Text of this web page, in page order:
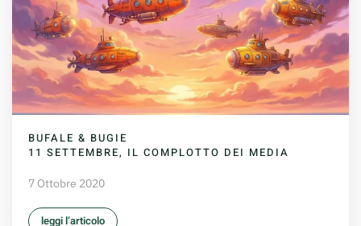
BUFALE & BUGIE
11 SETTEMBRE, IL COMPLOTTO DEI MEDIA
7 Ottobre 2020
leggi l’articolo